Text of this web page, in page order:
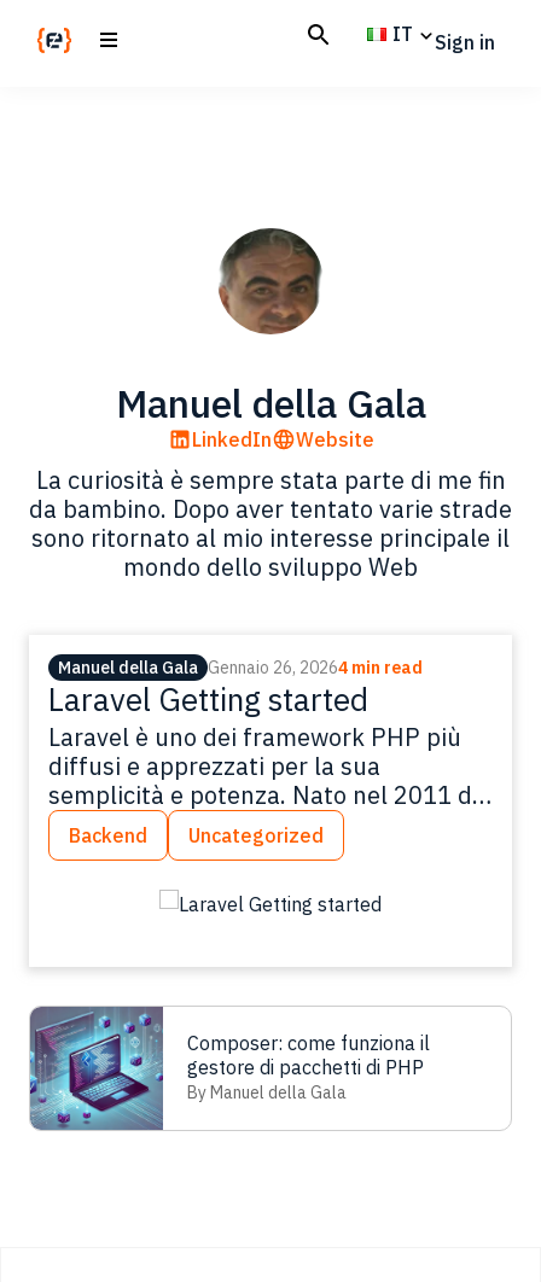
IT Sign in
Manuel della Gala
LinkedIn Website
La curiosità è sempre stata parte di me fin
da bambino. Dopo aver tentato varie strade
sono ritornato al mio interesse principale il
mondo dello sviluppo Web
Manuel della Gala Gennaio 26, 20264 min read
Laravel Getting started
Laravel è uno dei framework PHP più
diffusi e apprezzati per la sua
semplicità e potenza. Nato nel 2011 da
Taylor Otwell e basato su architettura
MVC, offre strumenti moderni per lo
sviluppo backend, dalla gestione del
database con migration e seeder fino al
framework JavaScript come React e
Vue. In questo articolo vedremo come
creare un progetto Laravel da zero,
configurare l’ambiente, avviare il server
di sviluppo e realizzare i primi
componenti: un percorso pratico per
Backend Uncategorized
Composer: come funziona il
gestore di pacchetti di PHP
By Manuel della Gala